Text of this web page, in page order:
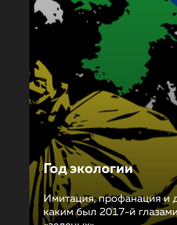
Год экологии
Имитация, профанация и
каким был 2017-й